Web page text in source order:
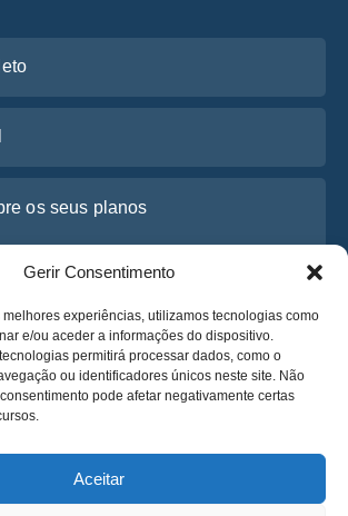
Gerir Consentimento
experiências, utilizamos tecnologias como
e/ou aceder a informações do dispositivo.
permitirá processar dados, como o
ou identificadores únicos neste site. Não
pode afetar negativamente certas
Aceitar
com a
Obtenha um Orçamento
Obtenha um Orçamento